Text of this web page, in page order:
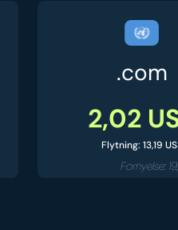
.com
2,02
Flytning: 13,19
Fornyelse: